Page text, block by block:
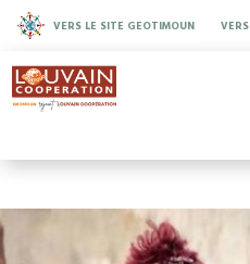
VERS LE SITE GEOTIMOUN